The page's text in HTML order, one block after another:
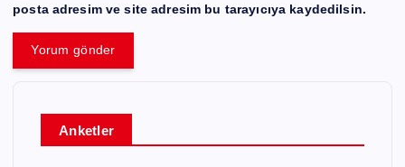
posta adresim ve site adresim bu tarayıcıya kaydedilsin.
Anketler